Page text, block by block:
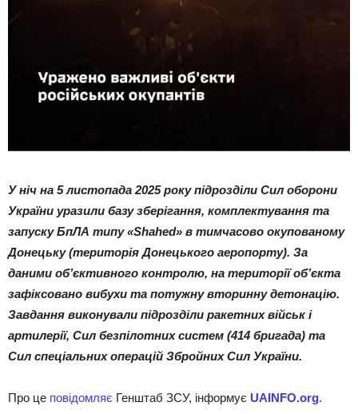
У ніч на 5 листопада 2025 року підрозділи Сил оборони
України уразили базу зберігання, комплектування та
запуску БпЛА типу «Shahed» в тимчасово окупованому
Донецьку (територія Донецького аеропорту). За
даними об’єктивного контролю, на території об’єкта
зафіксовано вибухи та потужну вторинну детонацію.
Завдання виконували підрозділи ракетних військ і
артилерії, Сил безпілотних систем (414 бригада) та
Сил спеціальних операцій Збройних Сил України.
Про це повідомляє Генштаб ЗСУ, інформує UAINFO.org.